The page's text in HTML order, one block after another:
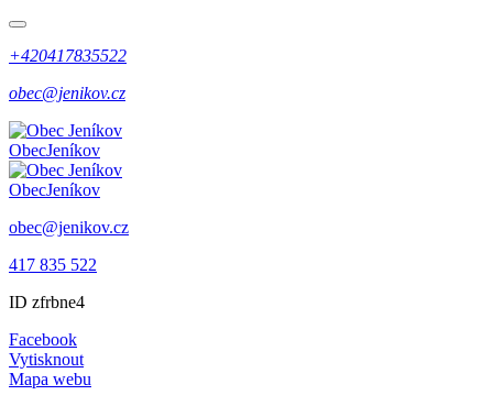
+420417835522
obec@jenikov.cz
ObecJeníkov
ObecJeníkov
obec@jenikov.cz
417 835 522
ID zfrbne4
Facebook
Vytisknout
Mapa webu